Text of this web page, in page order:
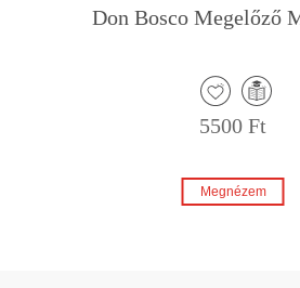
Don Bosco Megelőző
5500 Ft
Megnézem